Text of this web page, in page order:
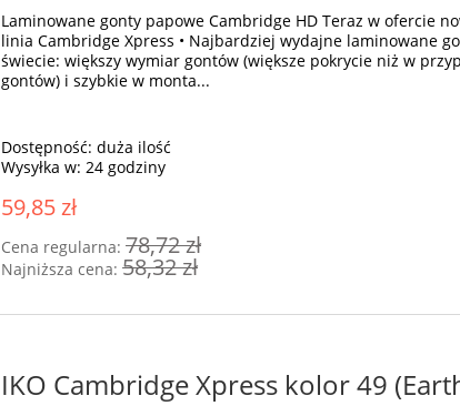
Laminowane gonty papowe Cambridge HD Teraz w ofercie
linia Cambridge Xpress • Najbardziej wydajne laminowane
świecie: większy wymiar gontów (większe pokrycie niż w
gontów) i szybkie w monta...
Dostępność: duża ilość
Wysyłka w: 24 godziny
59,85 zł
Cena regularna:78,72 zł
Najniższa cena:58,32 zł
IKO Cambridge Xpress kolor 49